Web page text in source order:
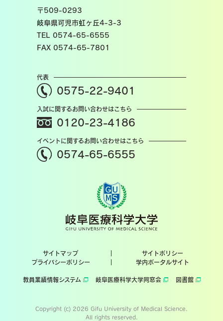
〒509-0293
岐阜県可児市虹ヶ丘4-3-3
TEL 0574-65-6555
FAX 0574-65-7801
代表
0575-22-9401
入試に関するお問い合わせはこちら
0120-23-4186
イベントに関するお問い合わせはこちら
0574-65-6555
サイトマップ
サイトポリシー
プライバシーポリシー
学内ポータルサイト
教員業績情報システム 岐阜医療科学大学同窓会 図書館
Copyright (c) 2026 Gifu University of Medical Science.
All rights reserved.